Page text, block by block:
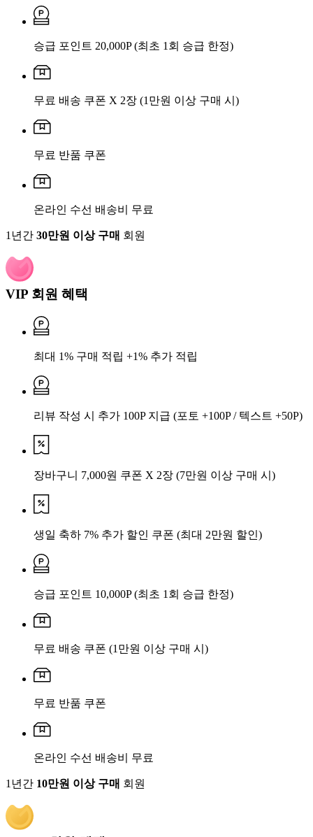
승급 포인트 20,000P (최초 1회 승급 한정)
무료 배송 쿠폰 X 2장 (1만원 이상 구매 시)
무료 반품 쿠폰
온라인 수선 배송비 무료
1년간 30만원 이상 구매 회원
VIP 회원 혜택
최대 1% 구매 적립 +1% 추가 적립
리뷰 작성 시 추가 100P 지급 (포토 +100P / 텍스트 +50P)
장바구니 7,000원 쿠폰 X 2장 (7만원 이상 구매 시)
생일 축하 7% 추가 할인 쿠폰 (최대 2만원 할인)
승급 포인트 10,000P (최초 1회 승급 한정)
무료 배송 쿠폰 (1만원 이상 구매 시)
무료 반품 쿠폰
온라인 수선 배송비 무료
1년간 10만원 이상 구매 회원